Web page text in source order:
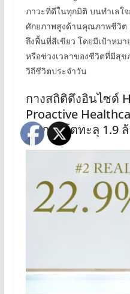
ภาวะที่ดีในทุกมิติ บนทำเลใ
ศักยภาพสูงด้านคุณภาพชีวิต
ถึงพื้นที่สีเขียว โดยมีเป้าหม
หรือช่วงเวลาของชีวิตที่มีสุ
วิถีชีวิตประจำวัน
กางสถิติดึงอินไซด์
Proactive
สุขภาพโตทะลุ 1.9